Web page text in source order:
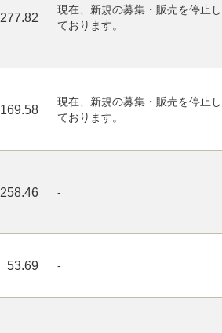
277.82
現在、新規の募集・販売を停止し
ております。
169.58
現在、新規の募集・販売を停止し
ております。
258.46 -
53.69 -